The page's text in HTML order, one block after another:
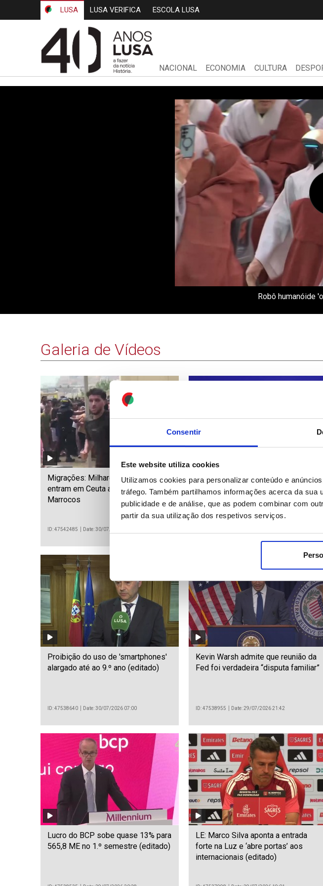
Consentir
Este website utiliza cookies
Utilizamos cookies para personalizar conteúdo e
tráfego. Também partilhamos informações acerca da
publicidade e de análise, que as podem combinar com
partir da sua utilização dos respetivos serviços.
LUSA LUSA VERIFICA ESCOLA LUSA
NACIONAL ECONOMIA CULTURA
Robô humanóide
Galeria de Vídeos
Migrações: Milhares de pessoas
entram em Ceuta a pé desde
Marrocos
ID: 47542485 Date: 30/07/2026 15:29
UE abre concurso para construção
de sete gigafábricas de IA na
Proibição do uso de 'smartphones'
alargado até ao 9.º ano (editado)
ID: 47538640 Date: 30/07/2026 07:00
Kevin Warsh admite que reunião da
Fed foi verdadeira “disputa familiar”
ID: 47538955 Date: 29/07/2026 21:42
Lucro do BCP sobe quase 13% para
565,8 ME no 1.º semestre (editado)
LE: Marco Silva aponta a entrada
forte na Luz e ‘abre portas’ aos
internacionais (editado)